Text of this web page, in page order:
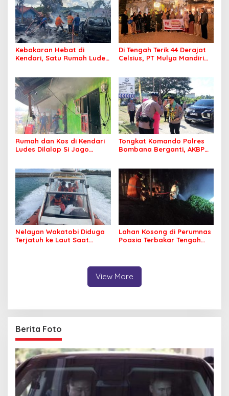
Kebakaran Hebat di
Kendari, Satu Rumah Ludes
Di Tengah Terik 44 Derajat
Celsius, PT Mulya Mandiri
Nyaman Beribadah
Rumah dan Kos di Kendari
Ludes Dilalap Si Jago
Tongkat Komando Polres
Bombana Berganti, AKBP
Nelayan Wakatobi Diduga
Terjatuh ke Laut Saat
Lahan Kosong di Perumnas
Poasia Terbakar Tengah
View More
Berita Foto